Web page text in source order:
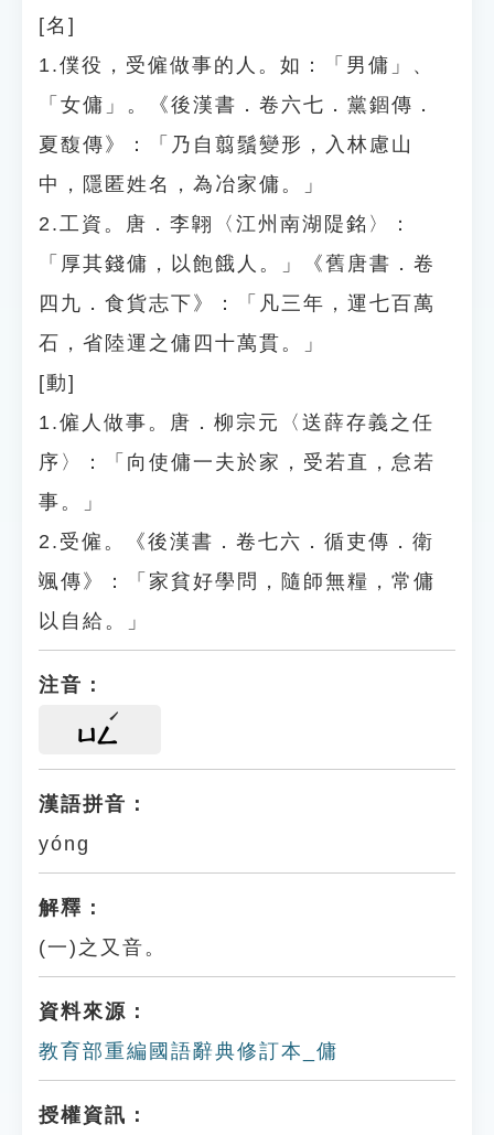
[名]
1.僕役，受僱做事的人。如：「男傭」、
「女傭」。《後漢書．卷六七．黨錮傳．
夏馥傳》：「乃自翦鬚變形，入林慮山
中，隱匿姓名，為冶家傭。」
2.工資。唐．李翶〈江州南湖隄銘〉：
「厚其錢傭，以飽餓人。」《舊唐書．卷
四九．食貨志下》：「凡三年，運七百萬
石，省陸運之傭四十萬貫。」
[動]
1.僱人做事。唐．柳宗元〈送薛存義之任
序〉：「向使傭一夫於家，受若直，怠若
事。」
2.受僱。《後漢書．卷七六．循吏傳．衛
颯傳》：「家貧好學問，隨師無糧，常傭
以自給。」
注音：
ㄩㄥ
漢語拼音：
yóng
解釋：
(一)之又音。
資料來源：
教育部重編國語辭典修訂本_傭
授權資訊：